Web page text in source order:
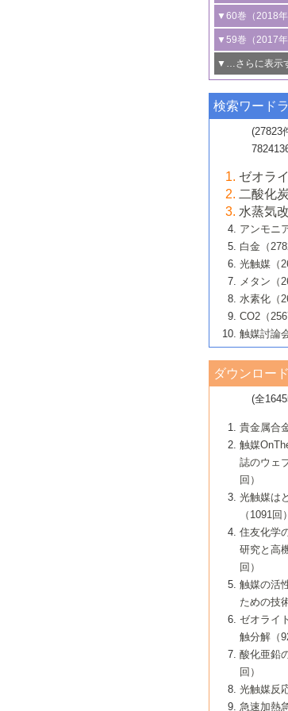
る非貴金属触媒
5号 ゼオライト
究動向
6号 ヘテロ接合
B号 第135回触
線を利用した触
5号 単原子触媒
6号 参照触媒委
B号 第133回触
4号 格子酸素・
触媒反応
5号 生体触媒に
6号 窒素とリン
能性材料
3号 CO の排出
めの触媒技術
4号 若手による
若き触媒の研究
若き触媒の研究
6号 石油のノー
触媒技術
大学：オンラ
3号 特殊反応場
換反応
4号 多孔質材料
5号 情報学的手
6号 カーボンニ
技術
B号 第127回触
ライン開催
タリゼーション
2号 機能化学品
触媒的酸化反応
3号 水処理のた
4号 光触媒を用
動向
5号 次世代の触
6号 メタン転換
B号 第125回触
院大学）
1号 物質移動制
ス開発
2号 CO2 フリー
関わる触媒開発
3号 精密高分子
動向
4号 バイオマス
5号 固体触媒に
換の最前線
6号 貴金属使用
ガス浄化触媒の
B号 第123回触
▼60巻（2018年
1号 固体酸触媒
2号 二酸化炭素
3号 ナノ粒子・
4号 60周年記念
5号 進化するゼ
6号 非貴金属系
B号 第121回触
大学）
▼59巻（2017年
1号 いたるとこ
最先端技術
3号 無機分離膜
ロセスへの適用
5号 水素のふる
研究
6号 低級アルカ
媒技術
B号 第119回触
大学東京）
▼…さらに表示
1号 ユニークな構
2号 リグニンか
媒技術
3号 触媒研究の
者たち～（1）
4号 触媒研究の
者たち～（2）
5号 触媒研究の
者たち～（3）
6号 イオニクス
の最新の研究動向
B号 第117回触媒
立大学）
▼57巻（2015年）
1号 水素キャリ
2号 石油精製用
3号 固体酸化物
るアノード触媒
4号 コアシェル
5号 工業触媒お
進歩
6号 ナノシート
B号 第115回触媒
▼56巻（2014年
2号 光触媒反応
向
開発動向
4号 人工光合成
5号 未利用熱エ
する触媒技術
6号 ポリオキソメ
B号 第113回触媒
ールホテル豊橋）
1号 高耐久性燃
ける新展開
2号 リビングラ
3号 天然ガスの
媒技術
4号 貴金属触媒
5号 バイオマス
6号 ナノ空間─吸
B号 第111回触媒
▼54巻（2012年）
1号 規則性多孔
の進歩
2号 第109回触媒
3号 貴金属低減
4号 貴金属代替
5号 光触媒によ
6号 グラフェン
7号 水素を利用
▼53巻（2011年
1号 金属学から
2号 第107回触媒
3号 触媒のその
4号 触媒のその
5号 不活性結合
合成
6号 新しい固体
7号 ゼオライト
▼52巻（2010年）
1号 触媒の劣化
2号 第105回触媒
3号 ナノ構造が拓
4号 活性サイト
計による触媒の
5号 触媒を有効
7号 有機分子触
8号 高機能化ポ
触媒の最近の進展
1号 炭素材料－
2号 第103回触媒
3号 環境浄化用
4号 水素社会の
蔵技術の進歩
5号 CO2が関わ
7号 持続可能社
触媒関連技術
▼50巻（2008年
1号 触媒化学と
そして未来
2号 第101回触媒
4号 錯体を利用
構築と機能
5号 若手会員に
企業編
6号 第102回触媒
7号 触媒・化学
8号 若手研究者
2：大学・研究所
▼49巻（2007年
1号 含フッ素化
2号 第99回触媒
3号 実用的ファイ
を実現する触媒
5号 こんな物質
の可能性―
7号 『結晶の化
8号 イオン液体の
▼48巻（2006年）
1号 固体酸触媒
2号 第97回触媒
3号 リビング重
5号 水素製造・
しい展開
6号 第98回触媒討
7号 基礎化学品
8号 多機能型リア
1号 最近の触媒担
2号 第95回触媒
4号 水分解用光
5号 時間分解分
6号 第96回触媒討
8号 超臨界流体
▼46巻（2004年
1号 部分酸化反
2号 第93回触媒討
3号 特殊エネル
4号 生体内にお
5号 ファインケ
6号 第94回触媒
7号 サブナノレ
8号 オレフィン
▼45巻（2003年
1号 なぜこの触
2号 第91回触媒
3号 最近の自動
4号 触媒研究の
5号 基礎化学品
6号 第92回触媒
7号 基礎化学品
8号 資源の循環と
▼44巻（2002年）
1号 高次制御さ
2号 第89回触媒討
3号 触媒を利用
4号 ナノ材料の調
5号 こんな触媒
6号 第90回触媒
7号 触媒研究と
8号 若い世代か
▼43巻（2001年
1号 グリーンケ
2号 第87回触媒
3号 生体触媒と
4号 水素製造・
5号 触媒研究に
ビナトリアルケ
6号 第88回触媒
7号 企業におけ
8号 この材料を
▼42巻（2000年）
1号 触媒反応工
2号 第85回触媒討
3号 反応ダイナ
5号 触媒のおも
6号 第86回触媒
7号 水素化精製
8号 新しい反応
クラスタ-化学
▼41巻（1999年
1号 孔、穴、あ
2号 第83回触媒
3号 均一系触媒反
4号 実用炭素材
5号 研究の方法
7号 機能性金属
8号 触媒研究へ
▼40巻（1998年）
進展と21世紀へ
媒学会この10年
2号 第81回触媒
3号 計算機触媒
4号 触媒劣化の
5号 最新の実用
6号 第82回触媒
1号 均一系と不
接点
2号 第79回触媒
3号 最新NO除去
4号 新しい反応
5号 反応・分離
6号 第80回触媒
▼38巻（1996年）
1号 触媒の構造
する21世紀への触
3号 オリンピッ
な触媒作用を示す
4号 触媒作用に
▼37巻（1995年
1号 ファインケ
2号 第75回触媒
3号 希土類を利
4号 触媒とリサイ
5号 エネルギー変
▼36巻（1994年）
1号 電気化学と
2号 第73回触媒
3号 C4化学の展開
4号 《通常号》
▼35巻（1993年
1号 工業触媒開
業化まで
2号 第71回触媒討
▼34巻（1992年
1号 インパクト
2号 第69回触媒
▼33巻（1991年
1号 触媒プロセ
▼32巻（1990年
検索ワード
(27823
7824136
ゼオラ
二酸化
水蒸気
アンモニ
白金（
光触媒（
メタン（
水素化（
CO2（
触媒討論
ダウンロー
(全
貴金属合
触媒
誌のウェ
回）
光触媒は
（1091回）
住友化学
研究と高
回）
触媒の活
ための技
ゼオライ
触分解（
酸化亜鉛
回）
光触媒反
急速加熱